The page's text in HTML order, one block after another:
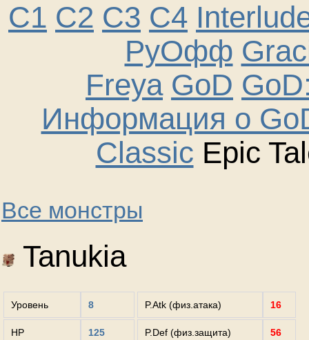
C1 C2 C3 C4
РуОфф
Freya GoD
Информация о
Classic Epic
Все монстры
Tanukia
Уровень 8
HP 125
P.Atk (физ.атака) 16
P.Def (физ.защита) 56